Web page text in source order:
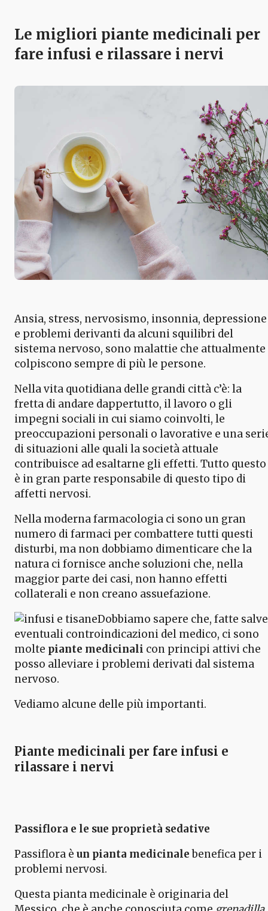
Le migliori piante medicinali per
fare infusi e rilassare i nervi
Ansia, stress, nervosismo, insonnia, depressione
e problemi derivanti da alcuni squilibri del
sistema nervoso, sono malattie che attualmente
colpiscono sempre di più le persone.
Nella vita quotidiana delle grandi città c’è: la
fretta di andare dappertutto, il lavoro o gli
impegni sociali in cui siamo coinvolti, le
preoccupazioni personali o lavorative e una
di situazioni alle quali la società attuale
contribuisce ad esaltarne gli effetti. Tutto questo
è in gran parte responsabile di questo tipo di
affetti nervosi.
Nella moderna farmacologia ci sono un gran
numero di farmaci per combattere tutti questi
disturbi, ma non dobbiamo dimenticare che la
natura ci fornisce anche soluzioni che, nella
maggior parte dei casi, non hanno effetti
collaterali e non creano assuefazione.
Dobbiamo sapere che, fatte salve
eventuali controindicazioni del medico, ci sono
molte piante medicinali con principi attivi che
posso alleviare i problemi derivati dal sistema
nervoso.
Vediamo alcune delle più importanti.
Piante medicinali per fare infusi e
rilassare i nervi
Passiflora e le sue proprietà sedative
Passiflora è un pianta medicinalebenefica per i
problemi nervosi.
Questa pianta medicinale è originaria del